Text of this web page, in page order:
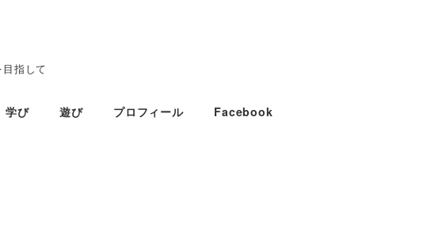
指して
学び 遊び プロフィール Facebook